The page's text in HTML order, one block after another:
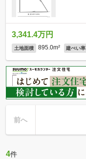
3,341.4万円
土地面積 895.0m² 建ぺい率
前へ
4件